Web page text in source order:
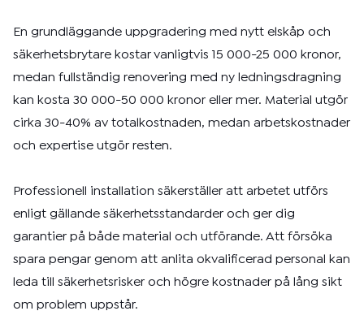
En grundläggande uppgradering med nytt elskåp och
säkerhetsbrytare kostar vanligtvis 15 000-25 000 kronor,
medan fullständig renovering med ny ledningsdragning
kan kosta 30 000-50 000 kronor eller mer. Material utgör
cirka 30-40% av totalkostnaden, medan arbetskostnader
och expertise utgör resten.
Professionell installation säkerställer att arbetet utförs
enligt gällande säkerhetsstandarder och ger dig
garantier på både material och utförande. Att försöka
spara pengar genom att anlita okvalificerad personal kan
leda till säkerhetsrisker och högre kostnader på lång sikt
om problem uppstår.